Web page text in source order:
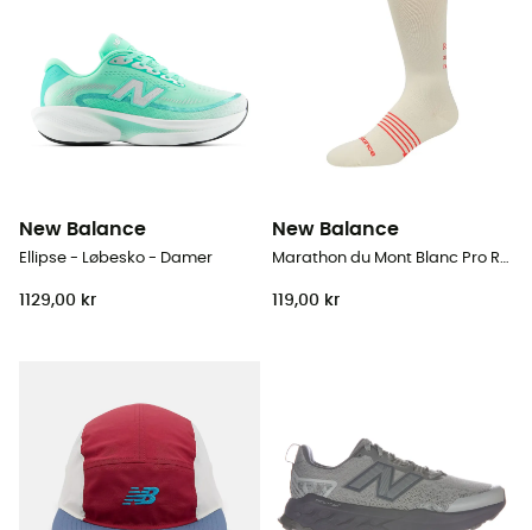
New Balance
Ellipse - Løbesko - Damer
1129,00 kr
New Balance
Marathon du Mont Blanc Pro Run - Løbesokker
119,00 kr